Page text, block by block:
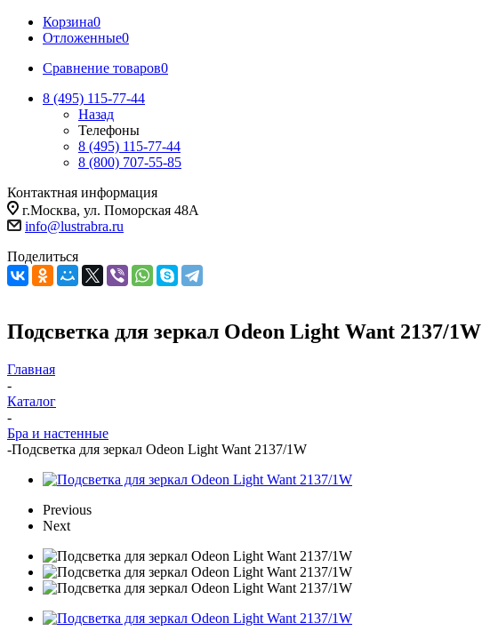
Корзина0
Отложенные0
Сравнение товаров0
8 (495) 115-77-44
Назад
Телефоны
8 (495) 115-77-44
8 (800) 707-55-85
Контактная информация
г.Москва, ул. Поморская 48А
info@lustrabra.ru
Поделиться
Подсветка для зеркал Odeon Light Want 2137/1W
Главная
-
Каталог
-
Бра и настенные
-Подсветка для зеркал Odeon Light Want 2137/1W
Previous
Next